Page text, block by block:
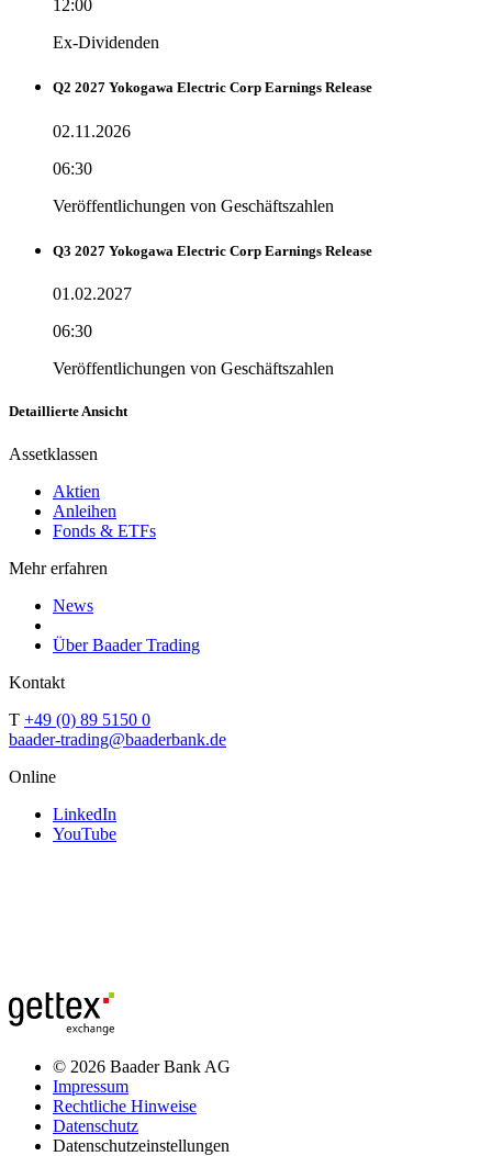
12:00
Ex-Dividenden
Q2 2027 Yokogawa Electric Corp Earnings Release
02.11.2026
06:30
Veröffentlichungen von Geschäftszahlen
Q3 2027 Yokogawa Electric Corp Earnings Release
01.02.2027
06:30
Veröffentlichungen von Geschäftszahlen
Detaillierte Ansicht
Assetklassen
Aktien
Anleihen
Fonds & ETFs
Mehr erfahren
News
Über Baader Trading
Kontakt
T +49 (0) 89 5150 0
baader-trading@baaderbank.de
Online
LinkedIn
YouTube
© 2026 Baader Bank AG
Impressum
Rechtliche Hinweise
Datenschutz
Datenschutzeinstellungen